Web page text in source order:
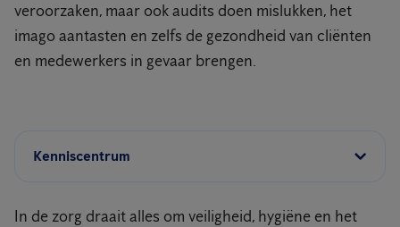
veroorzaken, maar ook audits doen mislukken, het
imago aantasten en zelfs de gezondheid van cliënten
en medewerkers in gevaar brengen.
Kenniscentrum
In de zorg draait alles om veiligheid, hygiëne en het